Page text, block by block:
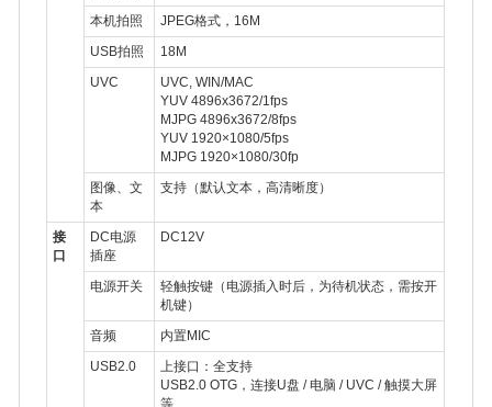
本机拍照
JPEG格式，16M
USB拍照
18M
UVC
UVC, WIN/MAC
YUV 4896x3672/1fps
MJPG 4896x3672/8fps
YUV 1920×1080/5fps
MJPG 1920×1080/30fp
图像、文
本
支持（默认文本，高清晰度）
接
口
DC电源
插座
DC12V
电源开关
轻触按键（电源插入时后，为待机状态，需按开
机键）
音频
内置MIC
USB2.0
上接口：全支持
USB2.0 OTG，连接U盘 / 电脑 / UVC / 触摸大屏